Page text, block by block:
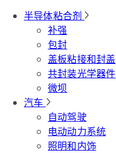
半导体粘合剂
补强
包封
盖板粘接和封盖
共封装光学器件
微坝
汽车
自动驾驶
电动动力系统
照明和内饰